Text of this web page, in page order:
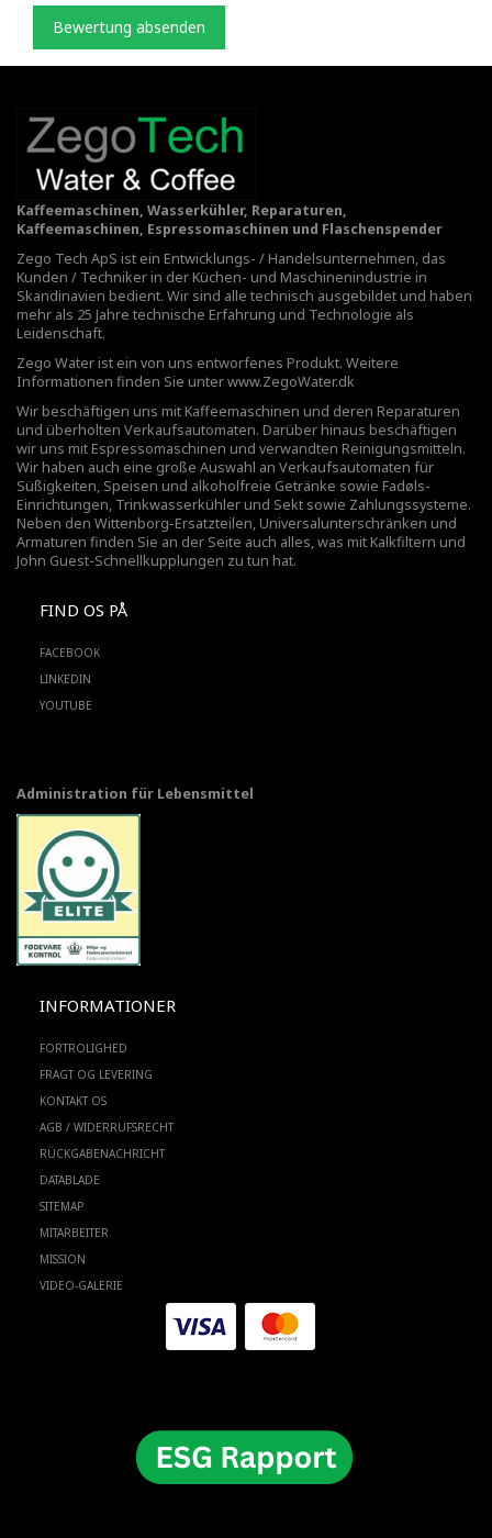
Bewertung absenden
Kaffeemaschinen, Wasserkühler, Reparaturen,
Kaffeemaschinen, Espressomaschinen und Flaschenspender
Zego Tech ApS ist ein Entwicklungs- / Handelsunternehmen, das
Kunden / Techniker in der Küchen- und Maschinenindustrie in
Skandinavien bedient. Wir sind alle technisch ausgebildet und haben
mehr als 25 Jahre technische Erfahrung und Technologie als
Leidenschaft.
Zego Water ist ein von uns entworfenes Produkt. Weitere
Informationen finden Sie unterwww.ZegoWater.dk
Wir beschäftigen uns mit Kaffeemaschinen und deren Reparaturen
und überholten Verkaufsautomaten. Darüber hinaus beschäftigen
wir uns mit Espressomaschinen und verwandten Reinigungsmitteln.
Wir haben auch eine große Auswahl an Verkaufsautomaten für
Süßigkeiten, Speisen und alkoholfreie Getränke sowie Fadøls-
Einrichtungen, Trinkwasserkühler und Sekt sowie Zahlungssysteme.
Neben den Wittenborg-Ersatzteilen, Universalunterschränken und
Armaturen finden Sie an der Seite auch alles, was mit Kalkfiltern und
John Guest-Schnellkupplungen zu tun hat.
FIND OS PÅ
FACEBOOK
LINKEDIN
YOUTUBE
Administration für Lebensmittel
INFORMATIONER
FORTROLIGHED
FRAGT OG LEVERING
KONTAKT OS
AGB / WIDERRUFSRECHT
RÜCKGABENACHRICHT
DATABLADE
SITEMAP
MITARBEITER
MISSION
VIDEO-GALERIE